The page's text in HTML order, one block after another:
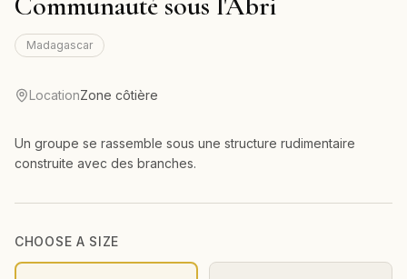
Madagascar
LocationZone côtière
Un groupe se rassemble sous une structure rudimentaire
construite avec des branches.
CHOOSE A SIZE